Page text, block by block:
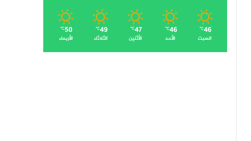
46
℃
السبت
46
℃
الأحد
47
℃
الأثنين
49
℃
الثلاثاء
50
℃
الأربعاء